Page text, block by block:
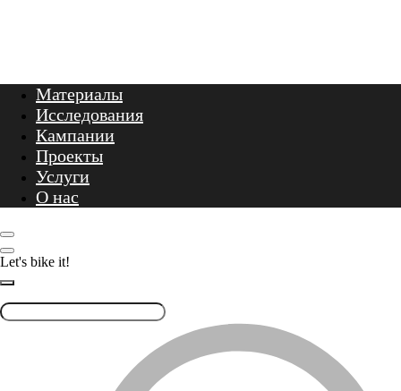
Материалы
Исследования
Кампании
Проекты
Услуги
О нас
Let's bike it!